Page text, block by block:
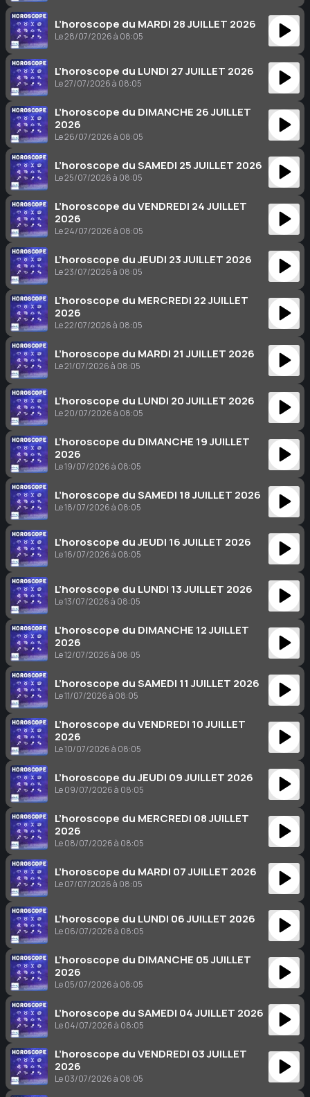
L’horoscope du MARDI 28 JUILLET 2026
Le 28/07/2026 à 08:05
L’horoscope du LUNDI 27 JUILLET 2026
Le 27/07/2026 à 08:05
L’horoscope du DIMANCHE 26 JUILLET
2026
Le 26/07/2026 à 08:05
L’horoscope du SAMEDI 25 JUILLET 2026
Le 25/07/2026 à 08:05
L’horoscope du VENDREDI 24 JUILLET
2026
Le 24/07/2026 à 08:05
L’horoscope du JEUDI 23 JUILLET 2026
Le 23/07/2026 à 08:05
L’horoscope du MERCREDI 22 JUILLET
2026
Le 22/07/2026 à 08:05
L’horoscope du MARDI 21 JUILLET 2026
Le 21/07/2026 à 08:05
L’horoscope du LUNDI 20 JUILLET 2026
Le 20/07/2026 à 08:05
L’horoscope du DIMANCHE 19 JUILLET
2026
Le 19/07/2026 à 08:05
L’horoscope du SAMEDI 18 JUILLET 2026
Le 18/07/2026 à 08:05
L’horoscope du JEUDI 16 JUILLET 2026
Le 16/07/2026 à 08:05
L’horoscope du LUNDI 13 JUILLET 2026
Le 13/07/2026 à 08:05
L’horoscope du DIMANCHE 12 JUILLET
2026
Le 12/07/2026 à 08:05
L’horoscope du SAMEDI 11 JUILLET 2026
Le 11/07/2026 à 08:05
L’horoscope du VENDREDI 10 JUILLET
2026
Le 10/07/2026 à 08:05
L’horoscope du JEUDI 09 JUILLET 2026
Le 09/07/2026 à 08:05
L’horoscope du MERCREDI 08 JUILLET
2026
Le 08/07/2026 à 08:05
L’horoscope du MARDI 07 JUILLET 2026
Le 07/07/2026 à 08:05
L’horoscope du LUNDI 06 JUILLET 2026
Le 06/07/2026 à 08:05
L’horoscope du DIMANCHE 05 JUILLET
2026
Le 05/07/2026 à 08:05
L’horoscope du SAMEDI 04 JUILLET 2026
Le 04/07/2026 à 08:05
L’horoscope du VENDREDI 03 JUILLET
2026
Le 03/07/2026 à 08:05